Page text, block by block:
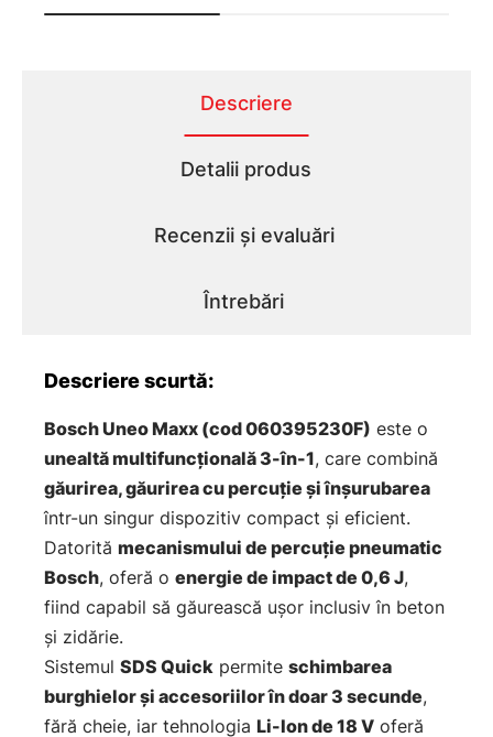
Descriere
Detalii produs
Recenzii și evaluări
Întrebări
Descriere scurtă:
Bosch Uneo Maxx (cod 060395230F) este o
unealtă multifuncțională 3-în-1, care combină
găurirea, găurirea cu percuție și înșurubarea
într-un singur dispozitiv compact și eficient.
Datorită mecanismului de percuție pneumatic
Bosch, oferă o energie de impact de 0,6 J,
fiind capabil să găurească ușor inclusiv în beton
și zidărie.
Sistemul SDS Quick permite schimbarea
burghielor și accesoriilor în doar 3 secunde,
fără cheie, iar tehnologia Li-Ion de 18 V oferă